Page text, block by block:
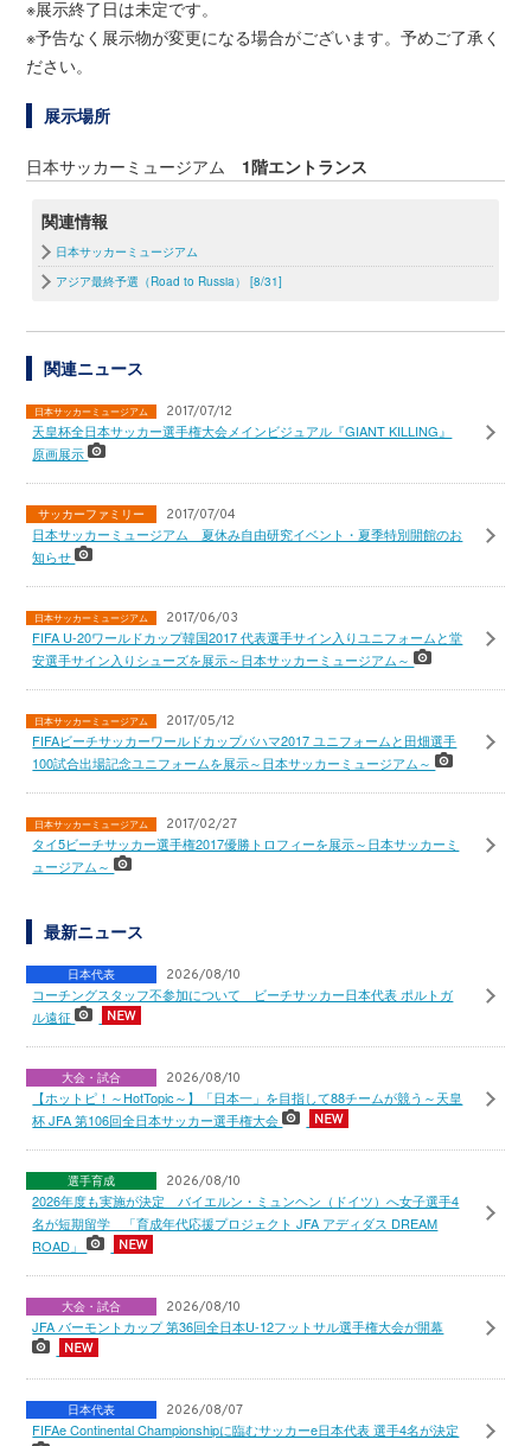
※展示終了日は未定です。
※予告なく展示物が変更になる場合がございます。予めご了承く
ださい。
展示場所
日本サッカーミュージアム 1階エントランス
関連情報
日本サッカーミュージアム
アジア最終予選（Road to Russia） [8/31]
関連ニュース
日本サッカーミュージアム 2017/07/12
天皇杯全日本サッカー選手権大会メインビジュアル『GIANT KILLING』
原画展示
サッカーファミリー 2017/07/04
日本サッカーミュージアム 夏休み自由研究イベント・夏季特別開館のお
知らせ
日本サッカーミュージアム 2017/06/03
FIFA U-20ワールドカップ韓国2017 代表選手サイン入りユニフォームと堂
安選手サイン入りシューズを展示～日本サッカーミュージアム～
日本サッカーミュージアム 2017/05/12
FIFAビーチサッカーワールドカップバハマ2017 ユニフォームと田畑選手
100試合出場記念ユニフォームを展示～日本サッカーミュージアム～
日本サッカーミュージアム 2017/02/27
タイ5ビーチサッカー選手権2017優勝トロフィーを展示～日本サッカーミ
ュージアム～
最新ニュース
日本代表 2026/08/10
コーチングスタッフ不参加について ビーチサッカー日本代表 ポルトガ
ル遠征
大会・試合 2026/08/10
【ホットピ！～HotTopic～】「日本一」を目指して88チームが競う～天皇
杯 JFA 第106回全日本サッカー選手権大会
選手育成 2026/08/10
2026年度も実施が決定 バイエルン・ミュンヘン（ドイツ）へ女子選手4
名が短期留学 「育成年代応援プロジェクト JFA アディダス DREAM
ROAD」
大会・試合 2026/08/10
JFA バーモントカップ 第36回全日本U-12フットサル選手権大会が開幕
日本代表 2026/08/07
FIFAe Continental Championshipに臨むサッカーe日本代表 選手4名が決定